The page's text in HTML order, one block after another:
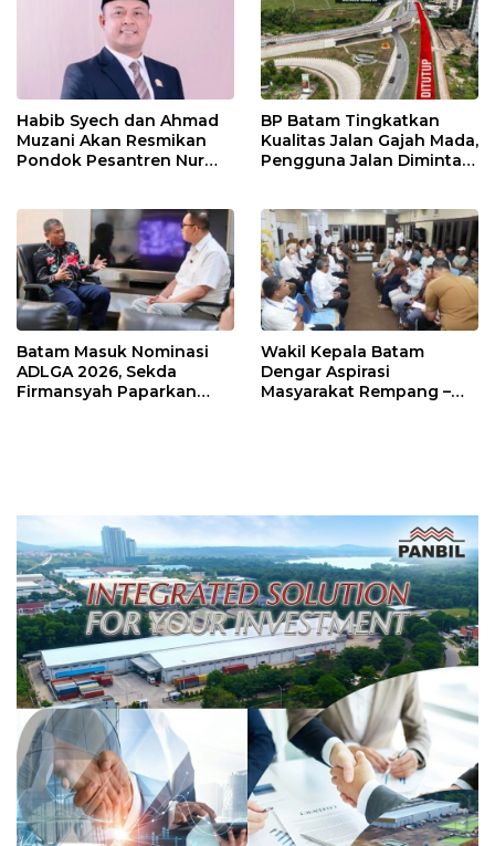
Habib Syech dan Ahmad
Muzani Akan Resmikan
Pondok Pesantren Nur
BP Batam Tingkatkan
Kualitas Jalan Gajah Mada,
Pengguna Jalan Diminta
Batam Masuk Nominasi
ADLGA 2026, Sekda
Firmansyah Paparkan
Wakil Kepala Batam
Dengar Aspirasi
Masyarakat Rempang –